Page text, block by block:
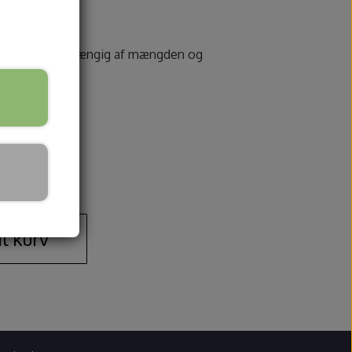
typer, afhængig af mængden og
kurv